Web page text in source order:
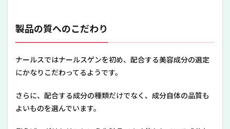
製品の質へのこだわり
ナールスではナールスゲンを初め、配合する美容成分の選定
にかなりこだわってるようです。
さらに、配合する成分の種類だけでなく、成分自体の品質も
よいものを選んでいます。